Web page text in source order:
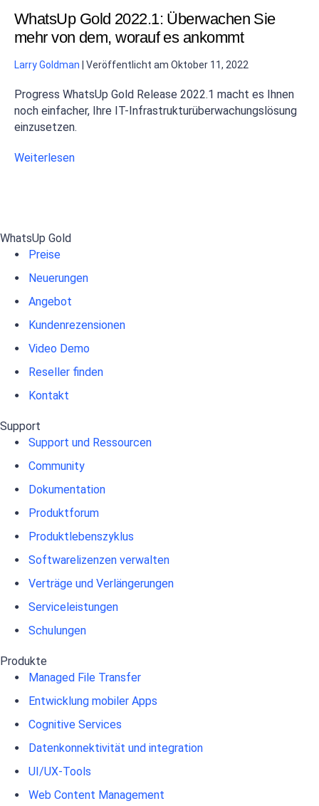
WhatsUp Gold 2022.1: Überwachen Sie
mehr von dem, worauf es ankommt
Larry Goldman Veröffentlicht am Oktober 11, 2022
Progress WhatsUp Gold Release 2022.1 macht es Ihnen
noch einfacher, Ihre IT-Infrastrukturüberwachungslösung
einzusetzen.
Weiterlesen
WhatsUp Gold
Preise
Neuerungen
Angebot
Kundenrezensionen
Video Demo
Reseller finden
Kontakt
Support
Support und Ressourcen
Community
Dokumentation
Produktforum
Produktlebenszyklus
Softwarelizenzen verwalten
Verträge und Verlängerungen
Serviceleistungen
Schulungen
Produkte
Managed File Transfer
Entwicklung mobiler Apps
Cognitive Services
Datenkonnektivität und integration
UI/UX-Tools
Web Content Management